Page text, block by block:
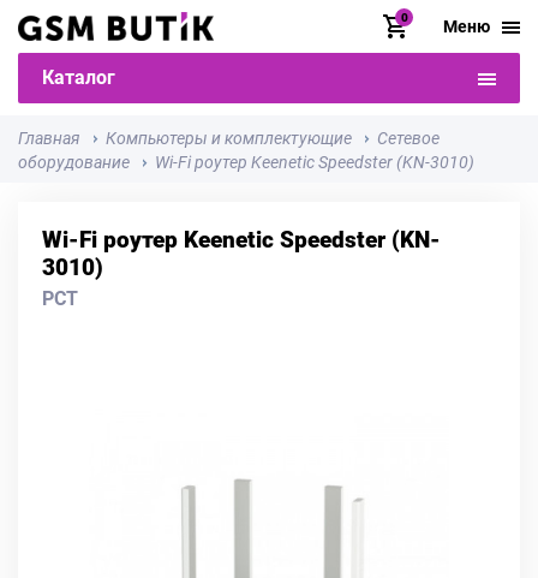
0 Меню
Каталог
Главная Компьютеры и комплектующие
Сетевое
оборудование
Wi-Fi роутер Keenetic Speedster (KN-3010)
Wi-Fi роутер Keenetic Speedster (KN-
3010)
РСТ